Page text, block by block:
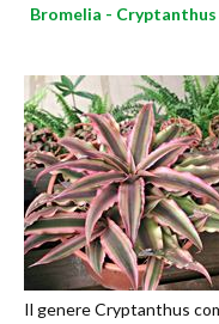
Bromelia - Cryptanthus
Il genere Cryptanthus